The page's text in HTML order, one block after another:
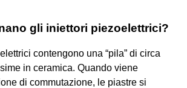
gli iniettori piezoelettrici?
contengono una “pila” di circa
in ceramica. Quando viene
di commutazione, le piastre si